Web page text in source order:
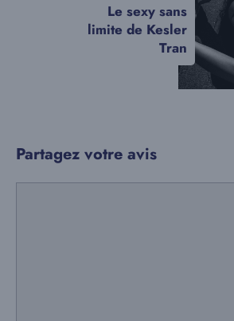
Le sexy sans
limite de Kesler
Tran
Partagez votre avis